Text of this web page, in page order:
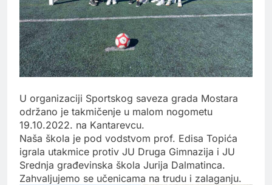
U organizaciji Sportskog saveza grada Mostara
održano je takmičenje u malom nogometu
19.10.2022. na Kantarevcu.
Naša škola️ je pod vodstvom prof. Edisa Topića
igrala utakmice protiv JU Druga Gimnazija i JU
Srednja građevinska škola Jurija Dalmatinca.
Zahvaljujemo se učenicama na trudu i zalaganju.